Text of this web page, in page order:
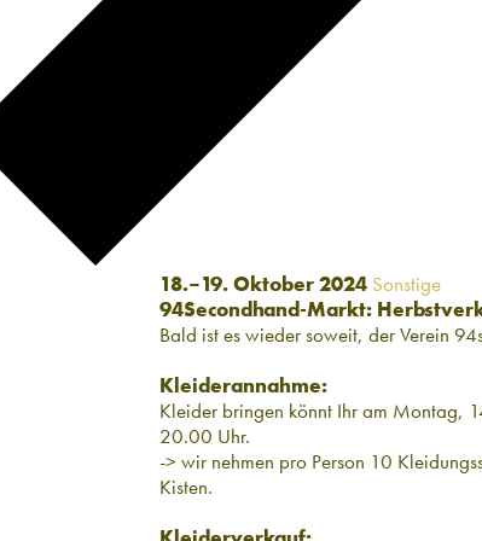
18.–19. Oktober 2024 Sonstige
94Secondhand-Markt:
Bald ist es wieder soweit, der Verein
Kleiderannahme:
Kleider bringen könnt Ihr am Montag,
20.00 Uhr.
-> wir nehmen pro Person 10
Kisten.